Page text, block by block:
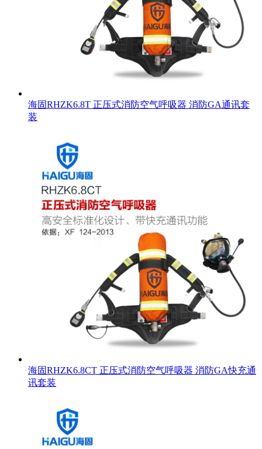
海固RHZK6.8T 正压式消防空气呼吸器 消防GA通讯套
装
海固RHZK6.8CT 正压式消防空气呼吸器 消防GA快充通
讯套装